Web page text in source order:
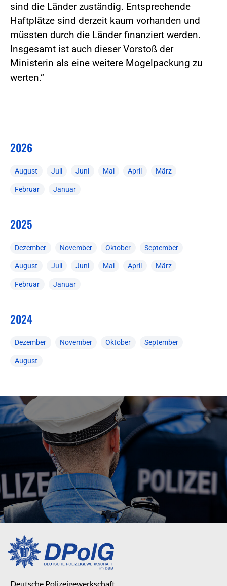
sind die Länder zuständig. Entsprechende
Haftplätze sind derzeit kaum vorhanden und
müssten durch die Länder finanziert werden.
Insgesamt ist auch dieser Vorstoß der
Ministerin als eine weitere Mogelpackung zu
werten.“
2026
August Juli Juni Mai April März
Februar Januar
2025
Dezember November Oktober September
August Juli Juni Mai April März
Februar Januar
2024
Dezember November Oktober September
August
Deutsche Polizeigewerkschaft